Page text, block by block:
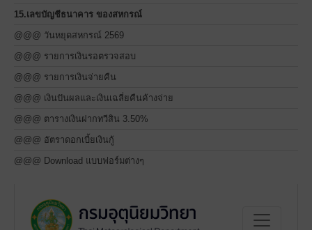
15.เลขบัญชีธนาคาร ของสหกรณ์
@@@ วันหยุดสหกรณ์ 2569
@@@ รายการเงินรอตรวจสอบ
@@@ รายการเงินจ่ายคืน
@@@ เงินปันผลและเงินเฉลี่ยคืนค้างจ่าย
@@@ ตารางเงินฝากทวีสิน 3.50%
@@@ อัตราดอกเบี้ยเงินกู้
@@@ Download แบบฟอร์มต่างๆ